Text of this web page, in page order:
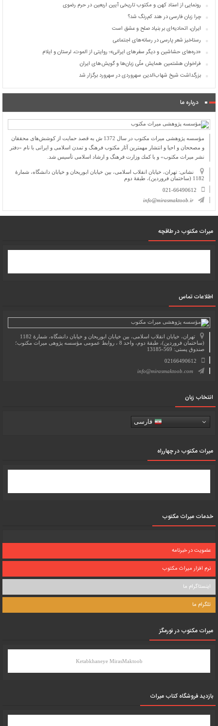
رونمایی از اسناد کهن و مکتوب تاریخی آیین اربعین در حرم رضوی
چرا زبان فارسی در هند کم‌رنگ شد؟
ایران، اتحادیه‌ای بر بنیاد صلح و عشق است
رستاخیز شعر پارسی در رسانه‌های اجتماعی
«دره‌های حشاشین و دیگر سفرهای ایرانی»؛ روایتی از الموت، لرستان و ایلام
فراخوان هشتمین همایش ملّی زبان‌ها و گویش‌های ایران
بزرگداشت شیخ شهاب‌الدین سهروردی در سهرورد برگزار شد
درباره ما
مؤسسه پژوهشی میراث مكتوب در سال 1372 ش به قصد حمایت از كوشش‌های محققان
و مصححان و احیا و انتشار مهمترین آثار مكتوب فرهنگ و تمدن اسلامی و ایرانی با نام «دفتر
نشر میراث مكتوب» و با كمك وزارت فرهنگ و ارشاد اسلامی تأسیس شد.
نشانی: تهران، خیابان انقلاب اسلامی، بین خیابان ابوریحان و خیابان دانشگاه، شمارۀ
1182 (ساختمان فروردین)، طبقۀ دوم
021-66490612
info@mirasmaktoob.ir
میرات مکتوب در طاقچه
اطلاعات تماس
تهران، خیابان انقلاب اسلامی، بین خیابان ابوریحان و خیابان دانشگاه، شمارۀ 1182
(ساختمان فروردین)، طبقۀ دوم، واحد 8 ، روابط عمومی مؤسسه پژوهی میراث مکتوب؛
صندوق پستی: 569-13185
02166490612
info@mirasmaktoob.com
انتخاب زبان
فارسی
میرات مکتوب در چهارراه
خدمات میراث مکتوب
عضویت در خبرنامه
نرم افزار میراث مکتوب
اینستاگرام ما
تلگرام ما
میرات مکتوب در نورمگز
Ketabkhaneye MirasMaktoob
بازدید فروشگاه کتاب میراث